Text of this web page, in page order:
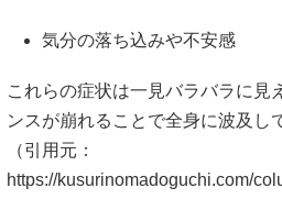
気分の落ち込みや不安感
これらの症状は一見バラバラに見
ンスが崩れることで全身に波及し
（引用元：
https://kusurinomadoguchi.com/